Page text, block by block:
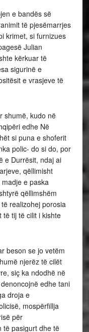
e bandës së
të pjesëmarrjes
krimet, si furnizues
Julian
kërkuar të
sigurinë e
e vrasjeve të
shumë, kudo në
edhe Në
si puna e shoferit
polic- do si do, por
e Durrësit, ndaj ai
qëllimisht
e paska
qëllimshëm
realizohej porosia
të tij të cilit i kishte
beson se jo vetëm
njerëz të cilët
siç ka ndodhë në
edhe tani
droja e
mospërfillja
për
të pasigurt dhe të